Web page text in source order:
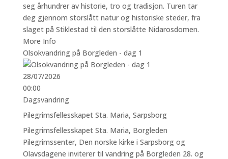
seg århundrer av historie, tro og tradisjon. Turen tar
deg gjennom storslått natur og historiske steder, fra
slaget på Stiklestad til den storslåtte Nidarosdomen.
More Info
Olsokvandring på Borgleden - dag 1
28/07/2026
00:00
Dagsvandring
Pilegrimsfellesskapet Sta. Maria, Sarpsborg
Pilegrimsfellesskapet Sta. Maria, Borgleden
Pilegrimssenter, Den norske kirke i Sarpsborg og
Olavsdagene inviterer til vandring på Borgleden 28. og